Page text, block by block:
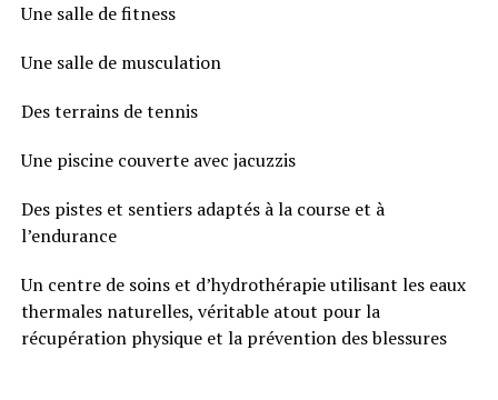
Une salle de fitness
Une salle de musculation
Des terrains de tennis
Une piscine couverte avec jacuzzis
Des pistes et sentiers adaptés à la course et à
l’endurance
Un centre de soins et d’hydrothérapie utilisant les eaux
thermales naturelles, véritable atout pour la
récupération physique et la prévention des blessures